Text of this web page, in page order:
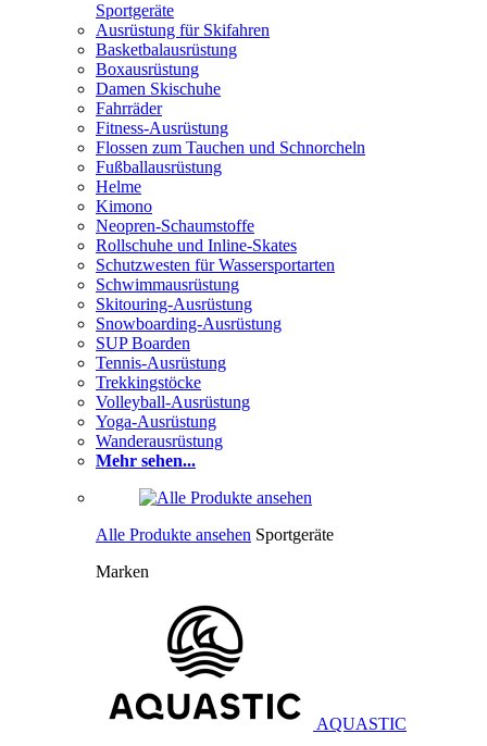
Sportgeräte
Ausrüstung für Skifahren
Basketbalausrüstung
Boxausrüstung
Damen Skischuhe
Fahrräder
Fitness-Ausrüstung
Flossen zum Tauchen und Schnorcheln
Fußballausrüstung
Helme
Kimono
Neopren-Schaumstoffe
Rollschuhe und Inline-Skates
Schutzwesten für Wassersportarten
Schwimmausrüstung
Skitouring-Ausrüstung
Snowboarding-Ausrüstung
SUP Boarden
Tennis-Ausrüstung
Trekkingstöcke
Volleyball-Ausrüstung
Yoga-Ausrüstung
Wanderausrüstung
Mehr sehen...
Alle Produkte ansehen Sportgeräte
Marken
AQUASTIC